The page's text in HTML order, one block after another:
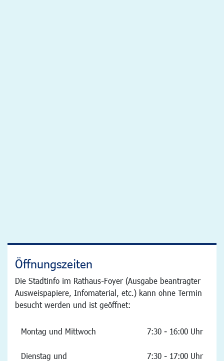
Öffnungszeiten
Die Stadtinfo im Rathaus-Foyer (Ausgabe beantragter
Ausweispapiere, Infomaterial, etc.) kann ohne Termin
besucht werden und ist geöffnet:
Montag und Mittwoch 7:30 - 16:00 Uhr
Dienstag und
7:30 - 17:00 Uhr